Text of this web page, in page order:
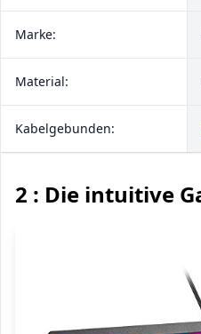
Marke:
Material:
Kabelgebunden:
2 : Die intuitive